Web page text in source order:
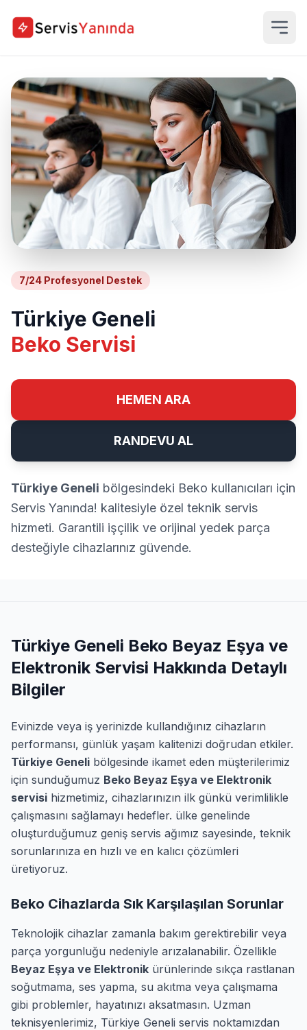
7/24 Profesyonel Destek
Türkiye Geneli
Beko Servisi
HEMEN ARA
RANDEVU AL
Türkiye Geneli bölgesindeki Beko kullanıcıları için
Servis Yanında! kalitesiyle özel teknik servis
hizmeti. Garantili işçilik ve orijinal yedek parça
desteğiyle cihazlarınız güvende.
Türkiye Geneli Beko Beyaz Eşya ve
Elektronik Servisi Hakkında Detaylı
Bilgiler
Evinizde veya iş yerinizde kullandığınız cihazların
performansı, günlük yaşam kalitenizi doğrudan etkiler.
Türkiye Geneli bölgesinde ikamet eden müşterilerimiz
için sunduğumuz Beko Beyaz Eşya ve Elektronik
servisi hizmetimiz, cihazlarınızın ilk günkü verimlilikle
çalışmasını sağlamayı hedefler. ülke genelinde
oluşturduğumuz geniş servis ağımız sayesinde, teknik
sorunlarınıza en hızlı ve en kalıcı çözümleri
üretiyoruz.
Beko Cihazlarda Sık Karşılaşılan Sorunlar
Teknolojik cihazlar zamanla bakım gerektirebilir veya
parça yorgunluğu nedeniyle arızalanabilir. Özellikle
Beyaz Eşya ve Elektronik ürünlerinde sıkça rastlanan
soğutmama, ses yapma, su akıtma veya çalışmama
gibi problemler, hayatınızı aksatmasın. Uzman
teknisyenlerimiz, Türkiye Geneli servis noktamızdan